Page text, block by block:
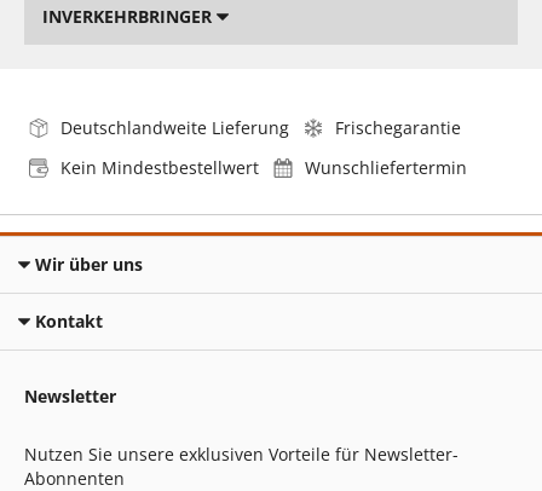
INVERKEHRBRINGER
Deutschlandweite Lieferung
Frischegarantie
Kein Mindestbestellwert
Wunschliefertermin
Wir über uns
Kontakt
Newsletter
Nutzen Sie unsere exklusiven Vorteile für Newsletter-
Abonnenten